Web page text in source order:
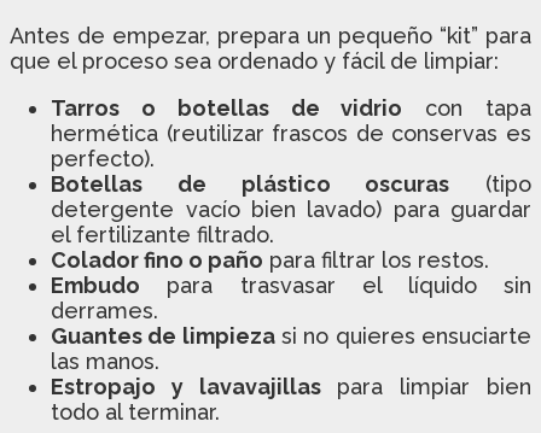
Antes de empezar, prepara un pequeño “kit” para
que el proceso sea ordenado y fácil de limpiar:
Tarros o botellas de vidrio con tapa
hermética (reutilizar frascos de conservas es
perfecto).
Botellas de plástico oscuras (tipo
detergente vacío bien lavado) para guardar
el fertilizante filtrado.
Colador fino o paño para filtrar los restos.
Embudo para trasvasar el líquido sin
derrames.
Guantes de limpiezasi no quieres ensuciarte
las manos.
Estropajo y lavavajillaspara limpiar bien
todo al terminar.